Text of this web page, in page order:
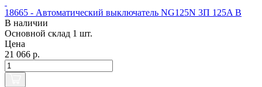
18665 - Автоматический выключатель NG125N 3П 125A B
В наличии
Основной склад 1 шт.
Цена
21 066 р.